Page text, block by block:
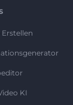
Erstellen
KI